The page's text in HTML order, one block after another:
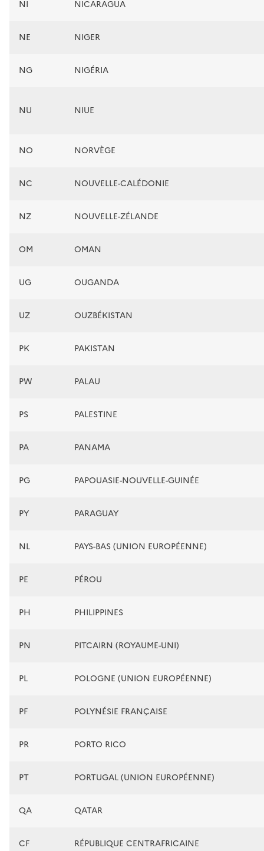
NI NICARAGUA
NE NIGER
NG NIGÉRIA
NU NIUE
NO NORVÈGE
NC NOUVELLE-CALÉDONIE
NZ NOUVELLE-ZÉLANDE
OM OMAN
UG OUGANDA
UZ OUZBÉKISTAN
PK PAKISTAN
PW PALAU
PS PALESTINE
PA PANAMA
PG PAPOUASIE-NOUVELLE-GUINÉE
PY PARAGUAY
NL PAYS-BAS (UNION EUROPÉENNE)
PE PÉROU
PH PHILIPPINES
PN PITCAIRN (ROYAUME-UNI)
PL POLOGNE (UNION EUROPÉENNE)
PF POLYNÉSIE FRANÇAISE
PR PORTO RICO
PT PORTUGAL (UNION EUROPÉENNE)
QA QATAR
CF RÉPUBLIQUE CENTRAFRICAINE